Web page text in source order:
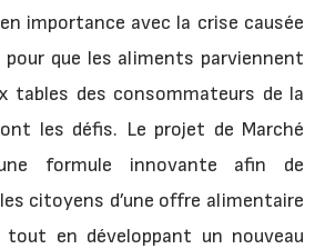
importance avec la crise causée
pour que les aliments parviennent
tables des consommateurs de la
les défis. Le projet de Marché
formule innovante afin de
citoyens d’une offre alimentaire
en développant un nouveau